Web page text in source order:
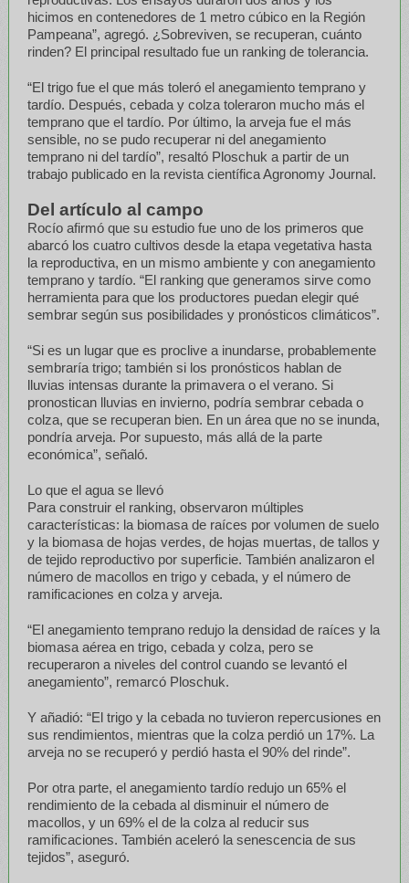
hicimos en contenedores de 1 metro cúbico en la Región
Pampeana”, agregó. ¿Sobreviven, se recuperan, cuánto
rinden? El principal resultado fue un ranking de tolerancia.
“El trigo fue el que más toleró el anegamiento temprano y
tardío. Después, cebada y colza toleraron mucho más el
temprano que el tardío. Por último, la arveja fue el más
sensible, no se pudo recuperar ni del anegamiento
temprano ni del tardío”, resaltó Ploschuk a partir de un
trabajo publicado en la revista científica Agronomy Journal.
Del artículo al campo
Rocío afirmó que su estudio fue uno de los primeros que
abarcó los cuatro cultivos desde la etapa vegetativa hasta
la reproductiva, en un mismo ambiente y con anegamiento
temprano y tardío. “El ranking que generamos sirve como
herramienta para que los productores puedan elegir qué
sembrar según sus posibilidades y pronósticos climáticos”.
“Si es un lugar que es proclive a inundarse, probablemente
sembraría trigo; también si los pronósticos hablan de
lluvias intensas durante la primavera o el verano. Si
pronostican lluvias en invierno, podría sembrar cebada o
colza, que se recuperan bien. En un área que no se inunda,
pondría arveja. Por supuesto, más allá de la parte
económica”, señaló.
Lo que el agua se llevó
Para construir el ranking, observaron múltiples
características: la biomasa de raíces por volumen de suelo
y la biomasa de hojas verdes, de hojas muertas, de tallos y
de tejido reproductivo por superficie. También analizaron el
número de macollos en trigo y cebada, y el número de
ramificaciones en colza y arveja.
“El anegamiento temprano redujo la densidad de raíces y la
biomasa aérea en trigo, cebada y colza, pero se
recuperaron a niveles del control cuando se levantó el
anegamiento”, remarcó Ploschuk.
Y añadió: “El trigo y la cebada no tuvieron repercusiones en
sus rendimientos, mientras que la colza perdió un 17%. La
arveja no se recuperó y perdió hasta el 90% del rinde”.
Por otra parte, el anegamiento tardío redujo un 65% el
rendimiento de la cebada al disminuir el número de
macollos, y un 69% el de la colza al reducir sus
ramificaciones. También aceleró la senescencia de sus
tejidos”, aseguró.